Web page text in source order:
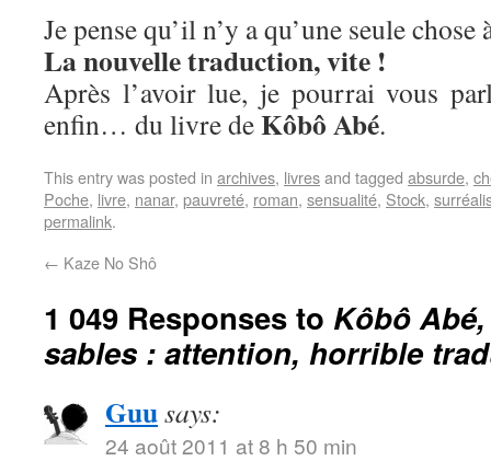
Je pense qu’il n’y a qu’une seule chose
La nouvelle traduction, vite !
Après l’avoir lue, je pourrai vous
enfin… du livre deKôbô Abé.
This entry was posted in archives, livresand tagged absurde,
Poche, livre, nanar, pauvreté, roman, sensualité, Stock,
permalink.
← Kaze No Shô
1 049 Responses to Kôbô
sables : attention, horrible
Guusays:
24 août 2011 at 8 h 50 min